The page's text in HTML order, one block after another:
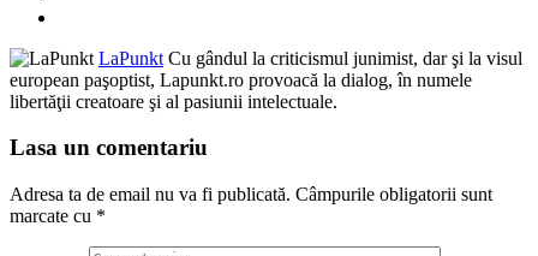
LaPunkt Cu gândul la criticismul junimist, dar şi la visul
european paşoptist, Lapunkt.ro provoacă la dialog, în numele
libertăţii creatoare şi al pasiunii intelectuale.
Lasa un comentariu
Adresa ta de email nu va fi publicată. Câmpurile obligatorii sunt
marcate cu *